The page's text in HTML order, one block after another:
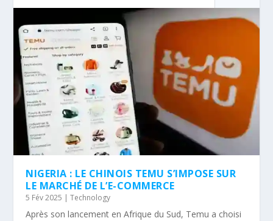
NIGERIA : LE CHINOIS TEMU S’IMPOSE SUR
LE MARCHÉ DE L’E-COMMERCE
5 Fév 2025 |Technology
Après son lancement en Afrique du Sud, Temu a choisi